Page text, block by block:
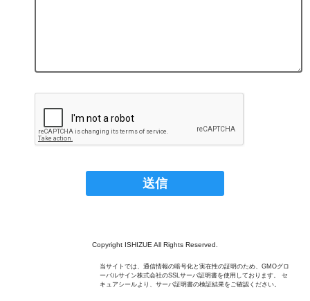
Copyright ISHIZUE All Rights Reserved.
当サイトでは、通信情報の暗号化と実在性の証明のため、GMOグロ
ーバルサイン株式会社のSSLサーバ証明書を使用しております。 セ
キュアシールより、サーバ証明書の検証結果をご確認ください。